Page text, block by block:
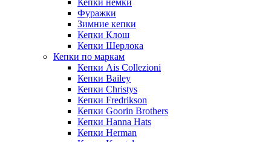
Кепки немки
Фуражки
Зимние кепки
Кепки Клош
Кепки Шерлока
Кепки по маркам
Кепки Ais Collezioni
Кепки Bailey
Кепки Christys
Кепки Fredrikson
Кепки Goorin Brothers
Кепки Hanna Hats
Кепки Herman